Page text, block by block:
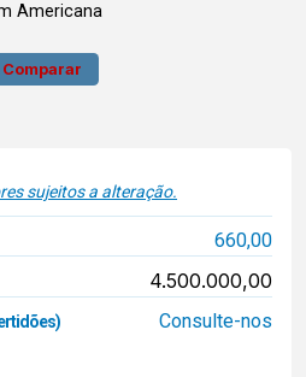
Americana
Comparar
sujeitos a alteração.
660,00
4.500.000,00
Consulte-nos